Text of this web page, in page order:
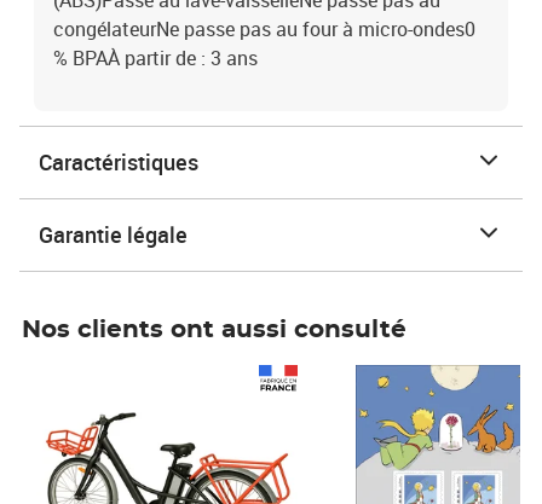
congélateurNe passe pas au four à micro-ondes0
% BPAÀ partir de : 3 ans
Caractéristiques
Garantie légale
Nos clients ont aussi consulté
Prix 7,50€